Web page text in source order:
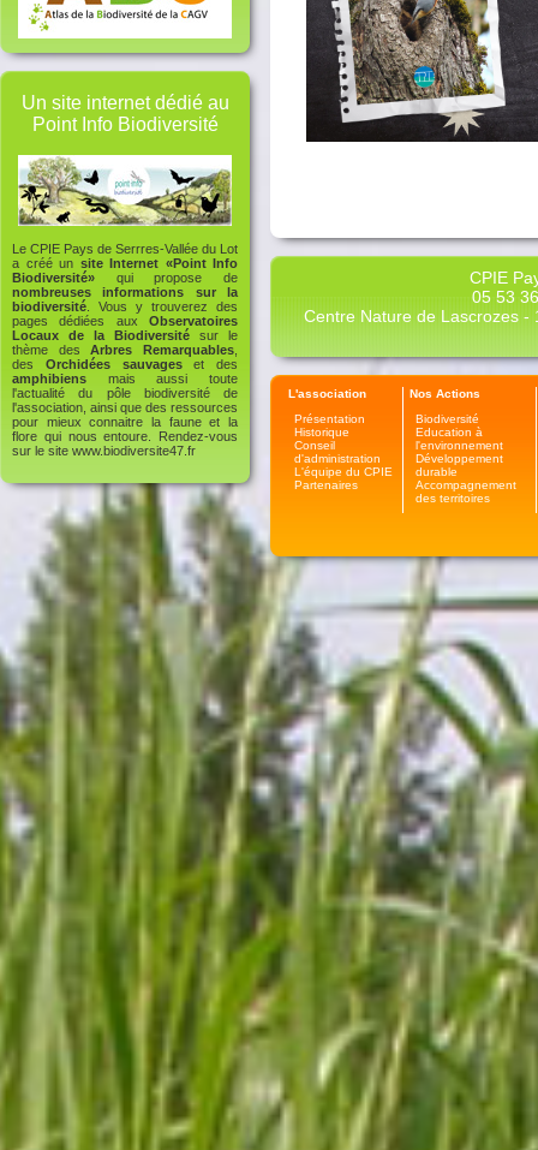
Un site internet dédié au
Point Info Biodiversité
Le CPIE Pays de Serrres-Vallée du Lot
a créé un site Internet «Point Info
Biodiversité» qui propose de
nombreuses informations sur la
biodiversité . Vous y trouverez des
pages dédiées aux Observatoires
Locaux de la Biodiversité sur le
thème desArbres Remarquables
des Orchidées sauvageset des
amphibiens mais aussi toute
l'actualité du pôle biodiversité de
l'association, ainsi que des ressources
pour mieux connaitre la faune et la
flore qui nous entoure. Rendez-vous
sur le site www.biodiversite47.fr
CPIE
05 53
Centre Nature de Lascrozes -
L'association
Présentation
Historique
Conseil
d'administration
L'équipe du CPIE
Partenaires
Nos Actions
Biodiversité
Education à
l'environnement
Développement
durable
Accompagnement
des territoires